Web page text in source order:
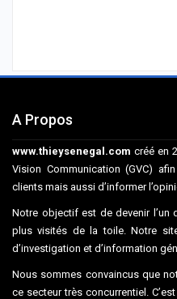
A Propos
www.thieysenegal.com créé en
Vision Communication (GVC)
clients mais aussi d’informer
Notre objectif est de devenir
plus visités de la toile. Notre
d’investigation et d’information
Nous sommes convaincus que
ce secteur très concurrentiel.